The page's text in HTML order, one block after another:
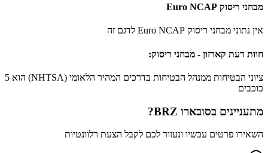
מבחני ריסוק Euro NCAP
אין נתוני מבחני ריסוק Euro NCAP לדגם זה
חוות דעת קארזון - מבחני ריסוק:
ציוני הבטיחות ממנהל הבטיחות בדרכים המהיר הלאומי (NHTSA) הוא 5
כוכבים
מתעניינים בסובארו BRZ ?
השאירו פרטים עכשיו ונעזור לכם לקבל הצעת רלוונטיות